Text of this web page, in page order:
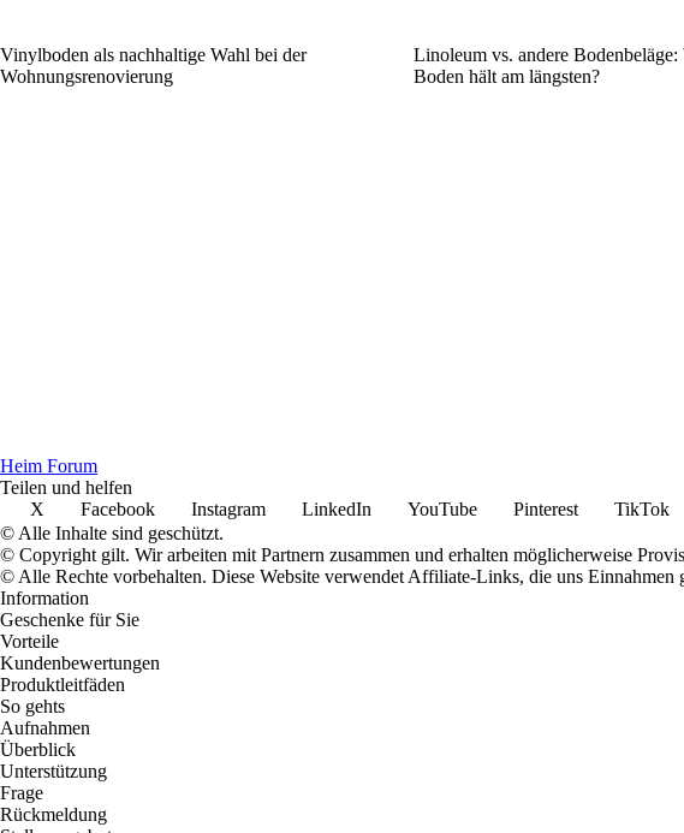
Vinylboden als nachhaltige Wahl bei der
Wohnungsrenovierung
Linoleum vs. andere Bodenbeläge:
Boden hält am längsten?
Heim Forum
Teilen und helfen
X
Facebook Instagram LinkedIn YouTube Pinterest TikTok
© Alle Inhalte sind geschützt.
© Copyright gilt. Wir arbeiten mit Partnern zusammen und erhalten möglicherweise
© Alle Rechte vorbehalten. Diese Website verwendet Affiliate-Links, die uns
Information
Geschenke für Sie
Vorteile
Kundenbewertungen
Produktleitfäden
So gehts
Aufnahmen
Überblick
Unterstützung
Frage
Rückmeldung